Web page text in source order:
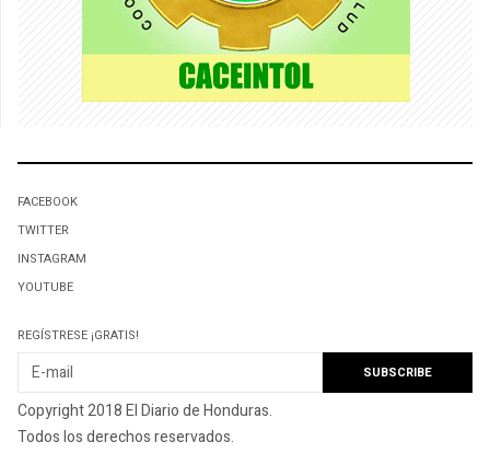
FACEBOOK
TWITTER
INSTAGRAM
YOUTUBE
REGÍSTRESE ¡GRATIS!
Copyright 2018 El Diario de Honduras.
Todos los derechos reservados.